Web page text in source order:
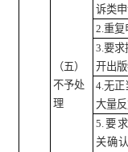
（五）
不予处
理
诉类
2.重复
3.要求
开出
4.无正
大量
5.要
关确